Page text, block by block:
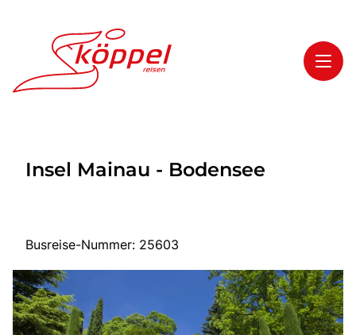
Highlights
Start
Mehrtagesreisen
Insel Mainau - Bodensee
Busreise-Nummer: 25603